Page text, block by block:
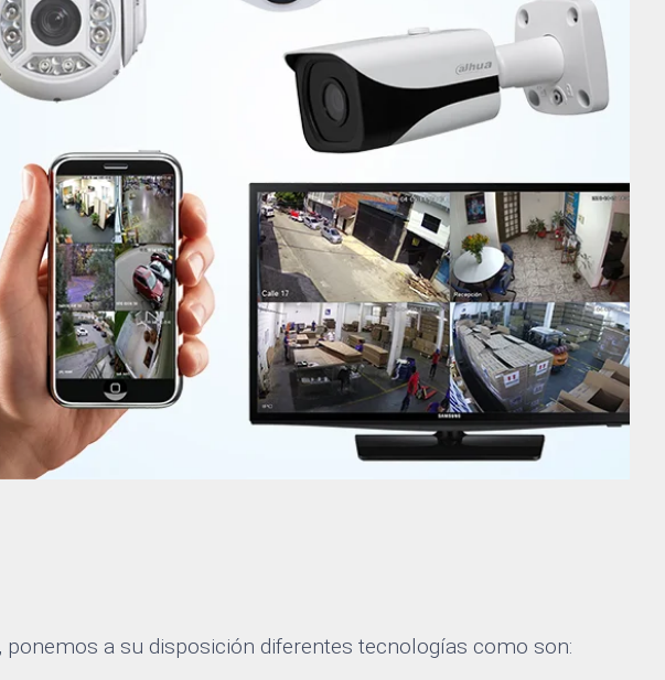
a su disposición diferentes tecnologías como son: